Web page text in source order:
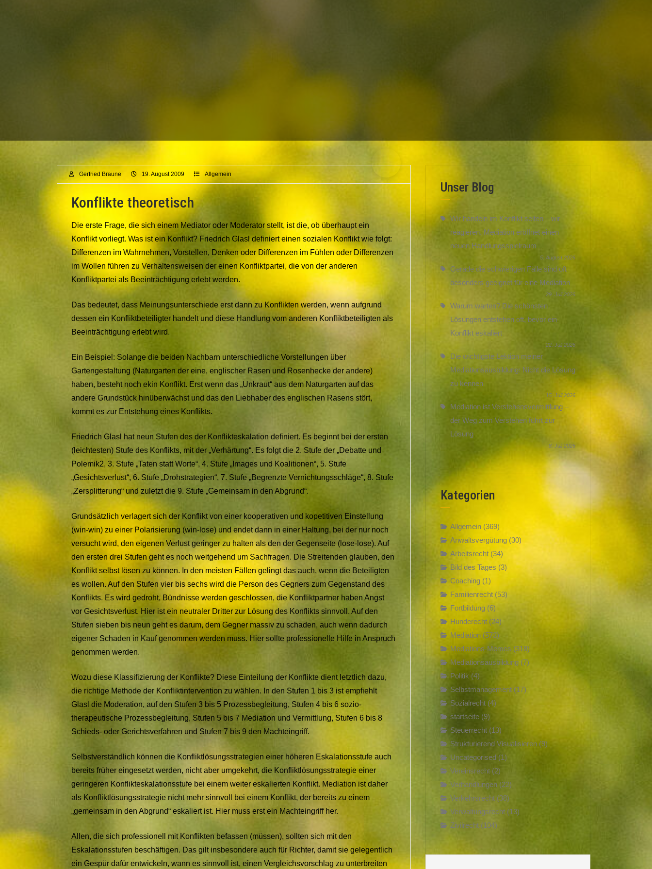
Gerfried Braune 19. August 2009 Allgemein
Konflikte theoretisch
Die erste Frage, die sich einem Mediator oder Moderator stellt, ist die, ob überhaupt ein
Konflikt vorliegt. Was ist ein Konflikt? Friedrich Glasl definiert einen sozialen Konflikt wie folgt:
Differenzen im Wahrnehmen, Vorstellen, Denken oder Differenzen im Fühlen oder Differenzen
im Wollen führen zu Verhaltensweisen der einen Konfliktpartei, die von der anderen
Konfliktpartei als Beeinträchtigung erlebt werden.
Das bedeutet, dass Meinungsunterschiede erst dann zu Konflikten werden, wenn aufgrund
dessen ein Konfliktbeteiligter handelt und diese Handlung vom anderen Konfliktbeteiligten als
Beeinträchtigung erlebt wird.
Ein Beispiel: Solange die beiden Nachbarn unterschiedliche Vorstellungen über
Gartengestaltung (Naturgarten der eine, englischer Rasen und Rosenhecke der andere)
haben, besteht noch ekin Konflikt. Erst wenn das „Unkraut“ aus dem Naturgarten auf das
andere Grundstück hinüberwächst und das den Liebhaber des englischen Rasens stört,
kommt es zur Entstehung eines Konflikts.
Friedrich Glasl hat neun Stufen des der Konflikteskalation definiert. Es beginnt bei der ersten
(leichtesten) Stufe des Konflikts, mit der „Verhärtung“. Es folgt die 2. Stufe der „Debatte und
Polemik2, 3. Stufe „Taten statt Worte“, 4. Stufe „Images und Koalitionen“, 5. Stufe
„Gesichtsverlust“, 6. Stufe „Drohstrategien“, 7. Stufe „Begrenzte Vernichtungsschläge“, 8. Stufe
„Zersplitterung“ und zuletzt die 9. Stufe „Gemeinsam in den Abgrund“.
Grundsätzlich verlagert sich der Konflikt von einer kooperativen und kopetitiven Einstellung
(win-win) zu einer Polarisierung (win-lose) und endet dann in einer Haltung, bei der nur noch
versucht wird, den eigenen Verlust geringer zu halten als den der Gegenseite (lose-lose). Auf
den ersten drei Stufen geht es noch weitgehend um Sachfragen. Die Streitenden glauben, den
Konflikt selbst lösen zu können. In den meisten Fällen gelingt das auch, wenn die Beteiligten
es wollen. Auf den Stufen vier bis sechs wird die Person des Gegners zum Gegenstand des
Konflikts. Es wird gedroht, Bündnisse werden geschlossen, die Konfliktpartner haben Angst
vor Gesichtsverlust. Hier ist ein neutraler Dritter zur Lösung des Konflikts sinnvoll. Auf den
Stufen sieben bis neun geht es darum, dem Gegner massiv zu schaden, auch wenn dadurch
eigener Schaden in Kauf genommen werden muss. Hier sollte professionelle Hilfe in Anspruch
genommen werden.
Wozu diese Klassifizierung der Konflikte? Diese Einteilung der Konflikte dient letztlich dazu,
die richtige Methode der Konfliktintervention zu wählen. In den Stufen 1 bis 3 ist empfiehlt
Glasl die Moderation, auf den Stufen 3 bis 5 Prozessbegleitung, Stufen 4 bis 6 sozio-
therapeutische Prozessbegleitung, Stufen 5 bis 7 Mediation und Vermittlung, Stufen 6 bis 8
Schieds- oder Gerichtsverfahren und Stufen 7 bis 9 den Machteingriff.
Selbstverständlich können die Konfliktlösungsstrategien einer höheren Eskalationsstufe auch
bereits früher eingesetzt werden, nicht aber umgekehrt, die Konfliktlösungsstrategie einer
geringeren Konflikteskalationsstufe bei einem weiter eskalierten Konflikt. Mediation ist daher
als Konfliktlösungsstrategie nicht mehr sinnvoll bei einem Konflikt, der bereits zu einem
„gemeinsam in den Abgrund“ eskaliert ist. Hier muss erst ein Machteingriff her.
Allen, die sich professionell mit Konflikten befassen (müssen), sollten sich mit den
Eskalationsstufen beschäftigen. Das gilt insbesondere auch für Richter, damit sie gelegentlich
ein Gespür dafür entwickeln, wann es sinnvoll ist, einen Vergleichsvorschlag zu unterbreiten
Unser Blog
Wir handeln im Konflikt selten – wir
reagieren. Mediation eröffnet einen
neuen Handlungsspielraum
5. August 2026
Gerade die schwierigen Fälle sind oft
besonders geeignet für eine Mediation
29. Juli 2026
Warum warten? Die schönsten
Lösungen entstehen oft, bevor ein
Konflikt eskaliert
22. Juli 2026
Die wichtigste Lektion meiner
Mediationsausbildung: Nicht die Lösung
zu kennen
15. Juli 2026
Mediation ist Verstehensvermittlung –
der Weg zum Verstehen führt zur
Lösung
8. Juli 2026
Kategorien
Allgemein (369)
Anwaltsvergütung (30)
Arbeitsrecht (34)
Bild des Tages (3)
Coaching (1)
Familienrecht (53)
Fortbildung (6)
Hunderecht (24)
Mediation (573)
Mediations-Memes (318)
Mediationsausbildung (7)
Politik (4)
Selbstmanagement (17)
Sozialrecht (4)
startseite (9)
Steuerrecht (13)
Strukturierend Visualisieren (9)
Uncategorised (1)
Vereinsrecht (2)
Verhandlungen (22)
Verkehrsrecht (38)
Verwaltungsrecht (13)
Zivilrecht (104)